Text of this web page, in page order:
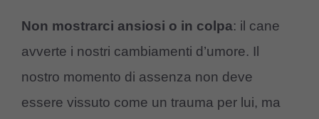
Non mostrarci ansiosi o in colpa: il cane
avverte i nostri cambiamenti d’umore. Il
nostro momento di assenza non deve
essere vissuto come un trauma per lui, ma